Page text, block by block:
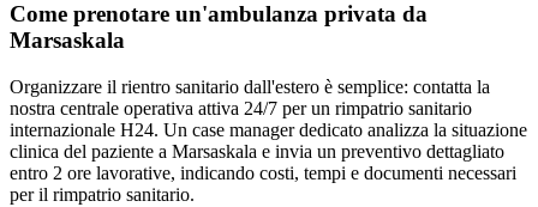
Come prenotare un'ambulanza privata da
Marsaskala
Organizzare il rientro sanitario dall'estero è semplice: contatta la
nostra centrale operativa attiva 24/7 per un rimpatrio sanitario
internazionale H24. Un case manager dedicato analizza la situazione
clinica del paziente a Marsaskala e invia un preventivo dettagliato
entro 2 ore lavorative, indicando costi, tempi e documenti necessari
per il rimpatrio sanitario.